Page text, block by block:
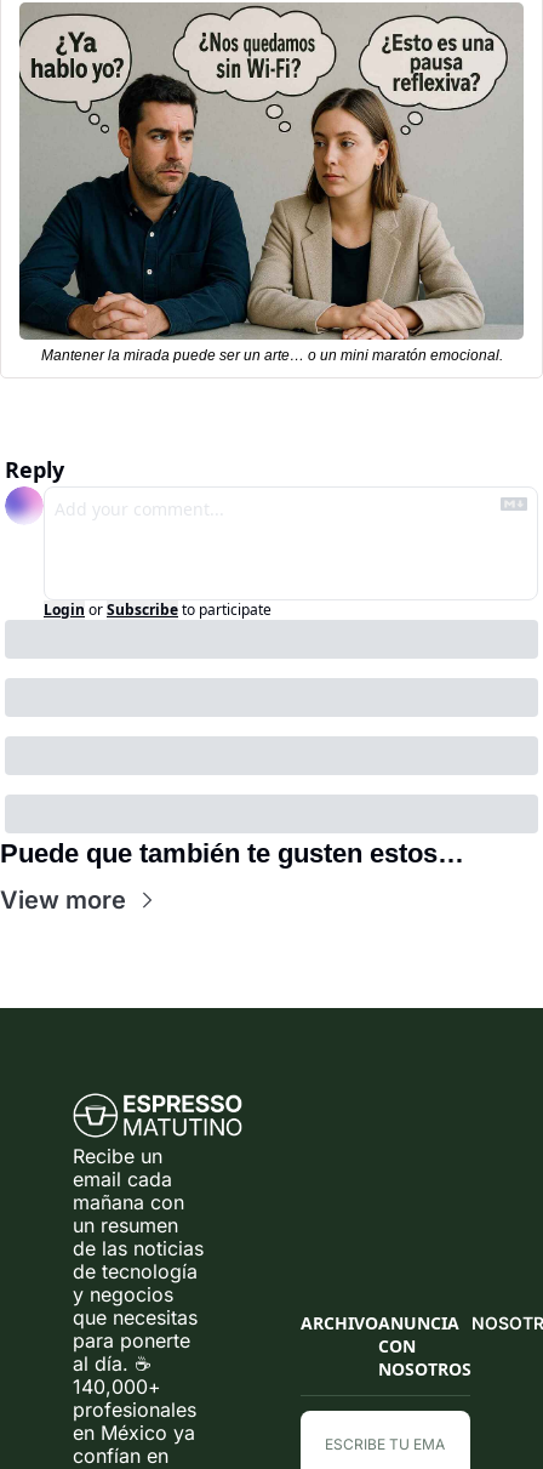
Mantener la mirada puede ser un arte… o un mini maratón emocional.
Reply
Login orSubscribeto participate
Puede que también te gusten estos…
View more
Recibe un
email cada
mañana con
un resumen
de las noticias
de tecnología
y negocios
que necesitas
para ponerte
al día. ☕
140,000+
profesionales
en México ya
confían en
ARCHIVOANUNCIA
CON
NOSOTROS